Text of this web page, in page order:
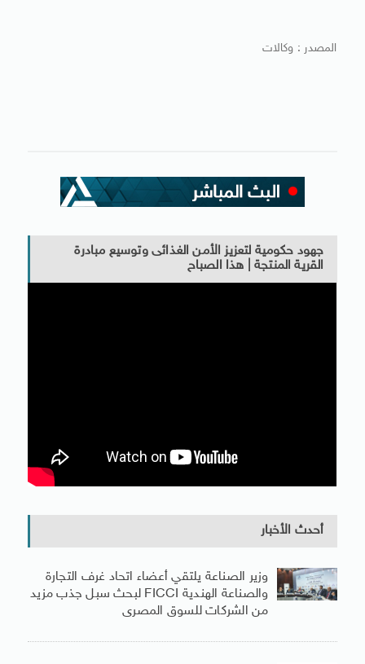
المصدر : وكالات
جهود حكومية لتعزيز الأمن الغذائى وتوسيع مبادرة
القرية المنتجة | هذا الصباح
أحدث الأخبار
وزير الصناعة يلتقي أعضاء اتحاد غرف التجارة
والصناعة الهندية FICCI لبحث سبل جذب مزيد
من الشركات للسوق المصرى